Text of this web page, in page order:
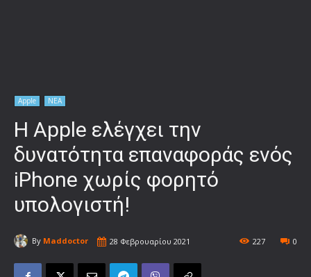
Apple ΝΕΑ
Η Apple ελέγχει την
δυνατότητα επαναφοράς ενός
iPhone χωρίς φορητό
υπολογιστή!
By Maddoctor 28 Φεβρουαρίου 2021 0
227